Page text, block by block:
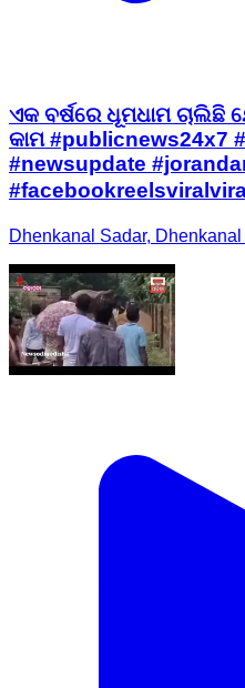
ଏକ ବର୍ଷରେ ଧୂମଧାମ ଚାଲିଛି
କାମ #publicnews24x7
#newsupdate
Dhenkanal Sadar,